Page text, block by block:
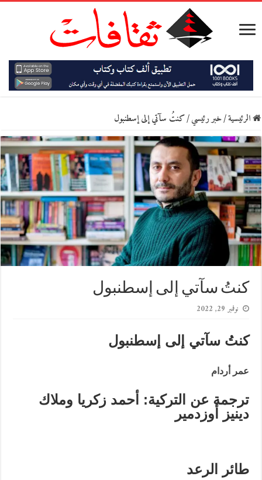
الرئيسية/خبر رئيسي/كنتُ سآتي إلى إسطنبول
كنتُ سآتي إلى إسطنبول
نوفمبر 29, 2022
كنتُ سآتي إلى إسطنبول
عمر أردام
ترجمة عن التركية: أحمد زكريا وملاك
دينيز أوزدمير
طائر الرعد